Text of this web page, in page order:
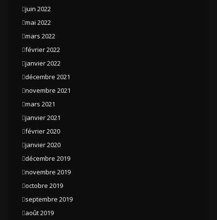
juin 2022
mai 2022
mars 2022
février 2022
janvier 2022
décembre 2021
novembre 2021
mars 2021
janvier 2021
février 2020
janvier 2020
décembre 2019
novembre 2019
octobre 2019
septembre 2019
août 2019